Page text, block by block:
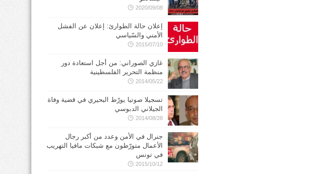
2020/09/08
إعلان حالة الطوارئ: إعلان عن الفشل
الأمني والسّياسي
2015/07/10
غازي الصوراني: من أجل استعادة دور
منظمة التحرير الفلسطينية
2014/05/22
تسجيلا صوتيا يورّط البحيري في قضية وفاة
الجيلاني الدبوسي
2014/08/28
جنرال في الأمن وعدد من أكبر رجال
الأعمال متورّطون مع شبكات مافيا التهريب
في تونس
2015/10/12